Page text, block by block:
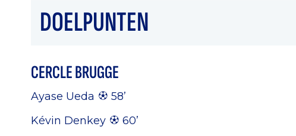
DOELPUNTEN
CERCLE BRUGGE
Ayase Ueda
58’
Kévin Denkey
60’